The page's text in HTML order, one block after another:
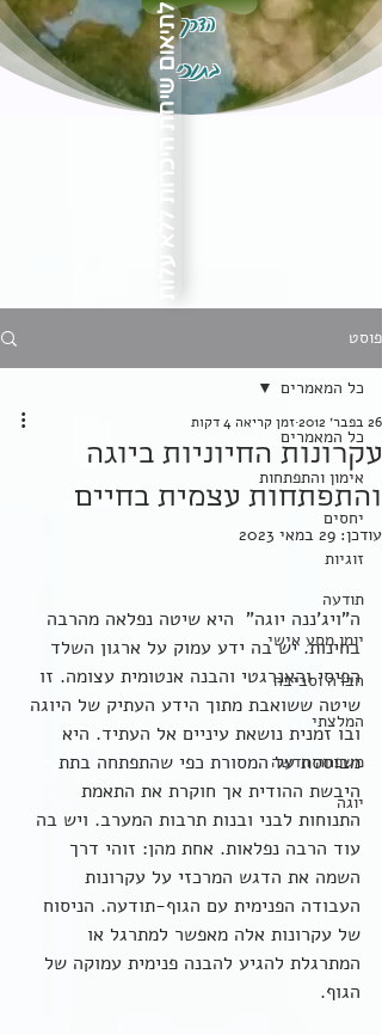
הדרך
בתוכילתיאום שיחת היכרות ללא עלות
פוסט
כל המאמרים
אימון והתפתחות
יחסים
זוגיות
תודעה
יומן מסע אישי
חברה וסביבה
המלצתי
משפחה חדשה
יוגה
כל המאמרים
עקרונות החיוניות ביוגה
והתפתחות עצמית בחיים
26 בפבר׳ 2012 זמן קריאה 4 דקות
עודכן: 29 במאי 2023
ה"ויג'ננה יוגה"  היא שיטה נפלאה מהרבה
בחינות. יש בה ידע עמוק על ארגון השלד
הפיסי והאנרגטי והבנה אנטומית עצומה. זו
שיטה ששואבת מתוך הידע העתיק של היוגה
ובו זמנית נושאת עיניים אל העתיד. היא
מבוססת על המסורת כפי שהתפתחה בתת
היבשת ההודית אך חוקרת את התאמת
התנוחות לבני ובנות תרבות המערב. ויש בה
עוד הרבה נפלאות. אחת מהן: זוהי דרך
השמה את הדגש המרכזי על עקרונות
העבודה הפנימית עם הגוף-תודעה. הניסוח
של עקרונות אלה מאפשר למתרגל או
המתרגלת להגיע להבנה פנימית עמוקה של
הגוף.